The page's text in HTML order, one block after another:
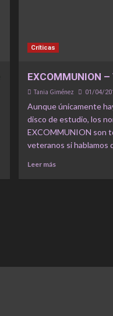
Críticas
EXCOMMUNION
Tania Giménez 01/04/
Aunque únicamente
disco de estudio, los
EXCOMMUNION son
veteranos si hablamos
Leer más